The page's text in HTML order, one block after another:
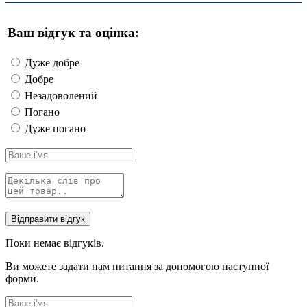
Ваш відгук та оцінка:
Дуже добре
Добре
Незадоволений
Погано
Дуже погано
Поки немає відгуків.
Ви можете задати нам питання за допомогою наступної
форми.